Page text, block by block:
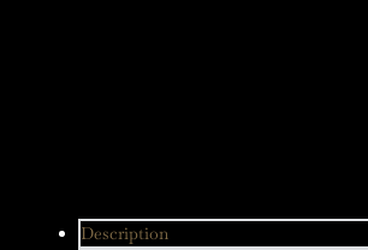
Description